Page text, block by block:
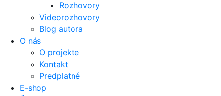
Rozhovory
Videorozhovory
Blog autora
O nás
O projekte
Kontakt
Predplatné
E-shop